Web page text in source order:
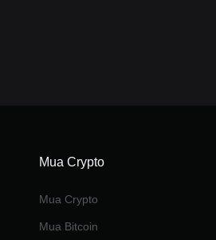
Mua Crypto
Mua Crypto
Mua Bitcoin